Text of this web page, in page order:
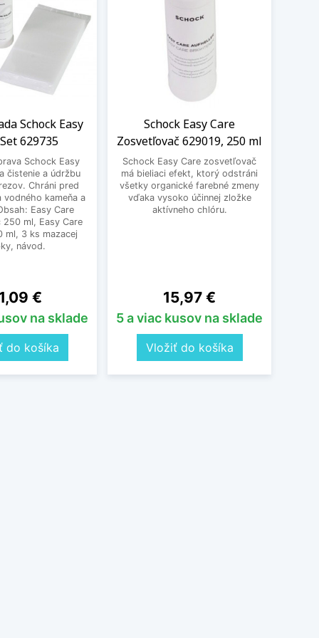
Schock Easy
629735
Schock Easy
čistenie a údržbu
Chráni pred
vodného kameňa a
Easy Care
ml, Easy Care
ml, 3 ks mazacej
návod.
€
na sklade
do košíka
Schock Easy Care
Zosvetľovač 629019, 250 ml
Schock Easy Care zosvetľovač
má bieliaci efekt, ktorý odstráni
všetky organické farebné zmeny
vďaka vysoko účinnej zložke
aktívneho chlóru.
Cena
15,97 €
5 a viac kusov na sklade
Vložiť do košíka